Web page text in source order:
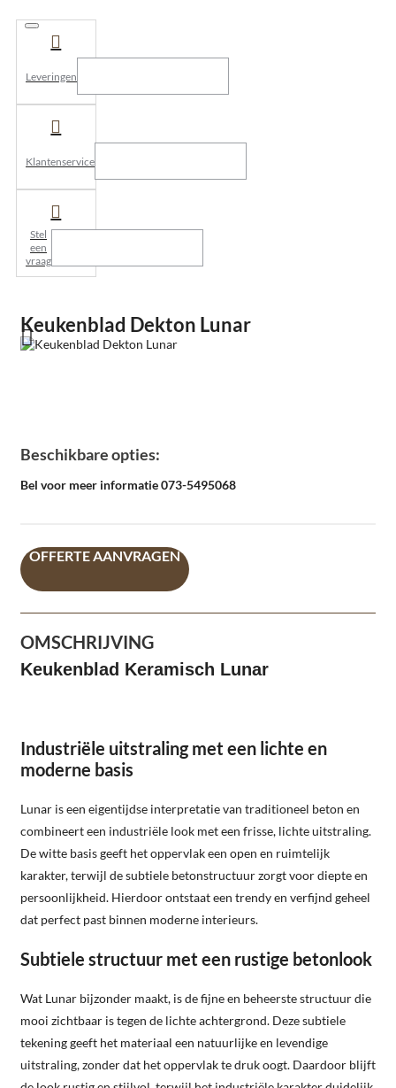
Leveringen
Klantenservice
Stel
een
vraag
Keukenblad Dekton Lunar
Beschikbare opties:
Bel voor meer informatie 073-5495068
OFFERTE AANVRAGEN
OMSCHRIJVING
Keukenblad Keramisch Lunar
Industriële uitstraling met een lichte en
moderne basis
Lunar is een eigentijdse interpretatie van traditioneel beton en
combineert een industriële look met een frisse, lichte uitstraling.
De witte basis geeft het oppervlak een open en ruimtelijk
karakter, terwijl de subtiele betonstructuur zorgt voor diepte en
persoonlijkheid. Hierdoor ontstaat een trendy en verfijnd geheel
dat perfect past binnen moderne interieurs.
Subtiele structuur met een rustige betonlook
Wat Lunar bijzonder maakt, is de fijne en beheerste structuur die
mooi zichtbaar is tegen de lichte achtergrond. Deze subtiele
tekening geeft het materiaal een natuurlijke en levendige
uitstraling, zonder dat het oppervlak te druk oogt. Daardoor blijft